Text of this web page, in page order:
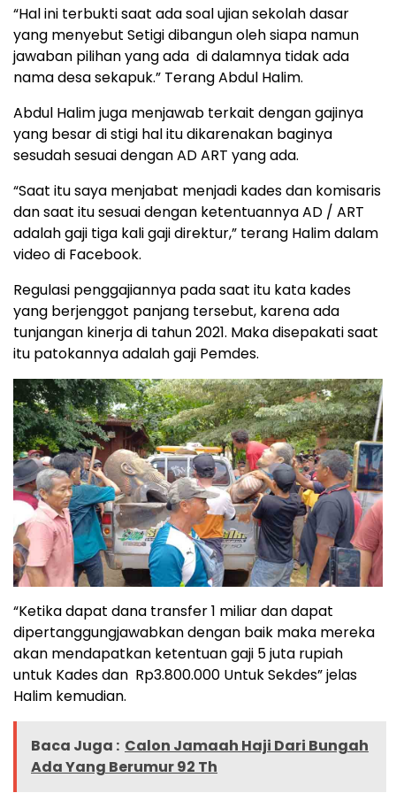
“Hal ini terbukti saat ada soal ujian sekolah dasar
yang menyebut Setigi dibangun oleh siapa namun
jawaban pilihan yang ada di dalamnya tidak ada
nama desa sekapuk.” Terang Abdul Halim.
Abdul Halim juga menjawab terkait dengan gajinya
yang besar di stigi hal itu dikarenakan baginya
sesudah sesuai dengan AD ART yang ada.
“Saat itu saya menjabat menjadi kades dan komisaris
dan saat itu sesuai dengan ketentuannya AD / ART
adalah gaji tiga kali gaji direktur,” terang Halim dalam
video di Facebook.
Regulasi penggajiannya pada saat itu kata kades
yang berjenggot panjang tersebut, karena ada
tunjangan kinerja di tahun 2021. Maka disepakati saat
itu patokannya adalah gaji Pemdes.
“Ketika dapat dana transfer 1 miliar dan dapat
dipertanggungjawabkan dengan baik maka mereka
akan mendapatkan ketentuan gaji 5 juta rupiah
untuk Kades dan Rp3.800.000 Untuk Sekdes” jelas
Halim kemudian.
Baca Juga : Calon Jamaah Haji Dari Bungah
Ada Yang Berumur 92 Th